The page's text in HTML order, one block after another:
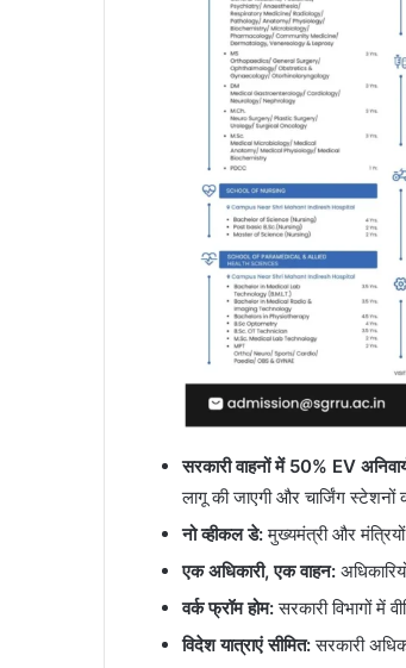
सरकारी वाहनों में 50% EV
लागू की जाएगी और चार्जिंग स्टेशनों
नो व्हीकल डे:मुख्यमंत्री और
एक अधिकारी,एक वाहन:
वर्क फ्रॉम होम:सरकारी विभागों में
विदेश यात्राएं सीमित:सरकारी